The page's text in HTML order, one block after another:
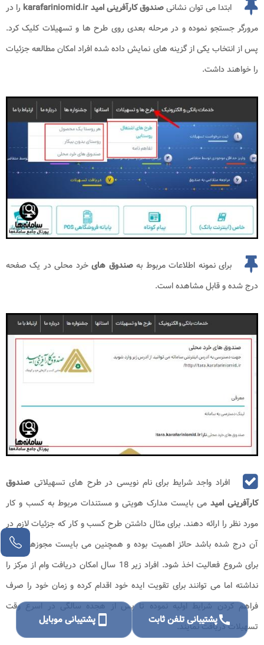
ابتدا می توان نشانیصندوق کارآفرینی امید karafariniomid.ir
را در
مرورگر جستجو نموده و در مرحله بعدی روی طرح ها و تسهیلات کلیک کرد.
پس از انتخاب یکی از گزینه های نمایش داده شده افراد امکان مطالعه جزئیات
را خواهند داشت.
برای نمونه اطلاعات مربوط بهصندوق هایخرد محلی در یک صفحه
درج شده و قابل مشاهده است.
افراد واجد شرایط برای نام نویسی در طرح های تسهیلاتی صندوق
کارآفرینی امید می بایست مدارک هویتی و مستندات مربوط به کسب و کار
مورد نظر را ارائه دهند. برای مثال داشتن طرح کسب و کار که جزئیات لازم در
آن درج شده باشد حائز اهمیت بوده و همچنین می بایست مجوزهای لازم
برای شروع فعالیت اخذ شود. افراد زیر 18 سال امکان دریافت وام از مرکز را
نداشته اما می توانند برای تقویت ایده خود اقدام کرده و زمان خود را صرف
فراهم کردن شرایط اولیه نموده تا پس از هجده سالگی در اسرع وقت
تسهیلات دریافت نمایند.
callپشتیبانی تلفن ثابت smartphoneپشتیبانی موبایل